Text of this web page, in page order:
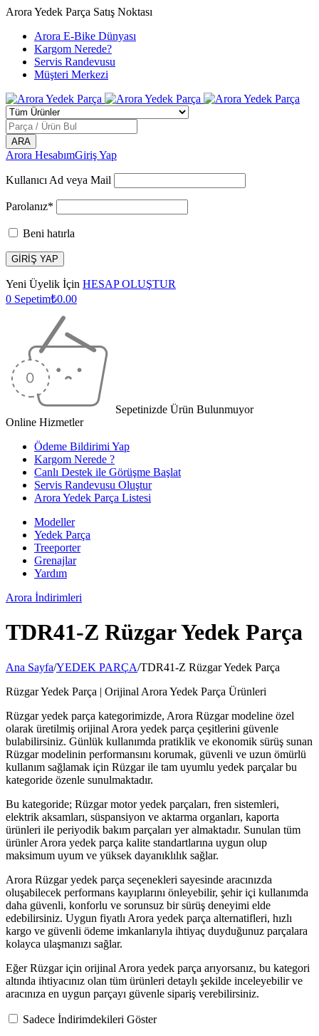
Arora Yedek Parça Satış Noktası
Arora E-Bike Dünyası
Kargom Nerede?
Servis Randevusu
Müşteri Merkezi
Arora HesabımGiriş Yap
Kullanıcı Ad veya Mail
Parolanız*
Beni hatırla
Yeni Üyelik İçin HESAP OLUŞTUR
0 Sepetim₺0.00
Sepetinizde Ürün Bulunmuyor
Online Hizmetler
Ödeme Bildirimi Yap
Kargom Nerede ?
Canlı Destek ile Görüşme Başlat
Servis Randevusu Oluştur
Arora Yedek Parça Listesi
Modeller
Yedek Parça
Treeporter
Grenajlar
Yardım
Arora İndirimleri
TDR41-Z Rüzgar Yedek Parça
Ana Sayfa/YEDEK PARÇA/TDR41-Z Rüzgar Yedek Parça
Rüzgar Yedek Parça | Orijinal Arora Yedek Parça Ürünleri
Rüzgar yedek parça kategorimizde, Arora Rüzgar modeline özel
olarak üretilmiş orijinal Arora yedek parça çeşitlerini güvenle
bulabilirsiniz. Günlük kullanımda pratiklik ve ekonomik sürüş sunan
Rüzgar modelinin performansını korumak, güvenli ve uzun ömürlü
kullanım sağlamak için Rüzgar ile tam uyumlu yedek parçalar bu
kategoride özenle sunulmaktadır.
Bu kategoride; Rüzgar motor yedek parçaları, fren sistemleri,
elektrik aksamları, süspansiyon ve aktarma organları, kaporta
ürünleri ile periyodik bakım parçaları yer almaktadır. Sunulan tüm
ürünler Arora yedek parça kalite standartlarına uygun olup
maksimum uyum ve yüksek dayanıklılık sağlar.
Arora Rüzgar yedek parça seçenekleri sayesinde aracınızda
oluşabilecek performans kayıplarını önleyebilir, şehir içi kullanımda
daha güvenli, konforlu ve sorunsuz bir sürüş deneyimi elde
edebilirsiniz. Uygun fiyatlı Arora yedek parça alternatifleri, hızlı
kargo ve güvenli ödeme imkanlarıyla ihtiyaç duyduğunuz parçalara
kolayca ulaşmanızı sağlar.
Eğer Rüzgar için orijinal Arora yedek parça arıyorsanız, bu kategori
altında ihtiyacınız olan tüm ürünleri detaylı şekilde inceleyebilir ve
aracınıza en uygun parçayı güvenle sipariş verebilirsiniz.
Sadece İndirimdekileri Göster